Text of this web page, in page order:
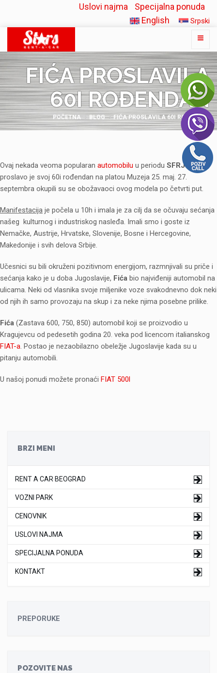
Uslovi najma
Specijalna ponuda
English
Srpski
FIĆA PROSLAVILA
60I ROĐENDAN
POČETNA BLOG FIĆA PROSLAVILA 60I ROĐENDAN
Ovaj nekada veoma popularan automobilu u periodu SFRJ-a,
proslavo je svoj 60i rođendan na platou Muzeja 25. maj. 27.
septembra okupili su se obožavaoci ovog modela po četvrti put.
Manifestacija je počela u 10h i imala je za cilj da se očuvaju sećanja
našeg kulturnog i industriskog nasleđa. Imali smo i goste iz
Nemačke, Austrije, Hrvatske, Slovenije, Bosne i Hercegovine,
Makedonije i svih delova Srbije.
Učesnici su bili okruženi pozitivnom energijom, razmnjivali su priče i
sećanja kako je u doba Jugoslavije, Fića bio najviđeniji automobil na
ulicama. Neki od vlasnika svoje miljenike voze svakodnevno dok neki
od njih ih samo provozaju na skup i za neke njima posebne prilike.
Fića (Zastava 600, 750, 850) automobil koji se proizvodio u
Kragujevcu od pedesetih godina 20. veka pod licencom italianskog
FIAT-a. Postao je nezaobilazno obeležje Jugoslavije kada su u
pitanju automobili.
U našoj ponudi možete pronaći FIAT 500l
BRZI MENI
RENT A CAR BEOGRAD
VOZNI PARK
CENOVNIK
USLOVI NAJMA
SPECIJALNA PONUDA
KONTAKT
PREPORUKE
POZOVITE NAS